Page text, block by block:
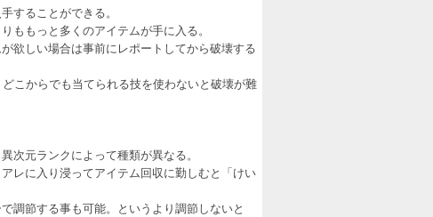
することができる。
ももっと多くのアイテムが手に入る。
欲しい場合は事前にレポートしてから破壊する
こからでも当てられる技を使わないと破壊が難
次元ランクによって種類が異なる。
レに入り浸ってアイテム回収に勤しむと「けい
調節する事も可能。というより調節しないと